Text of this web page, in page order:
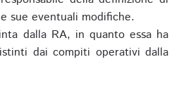
sue eventuali modifiche.
dalla RA, in quanto essa ha
dai compiti operativi dalla